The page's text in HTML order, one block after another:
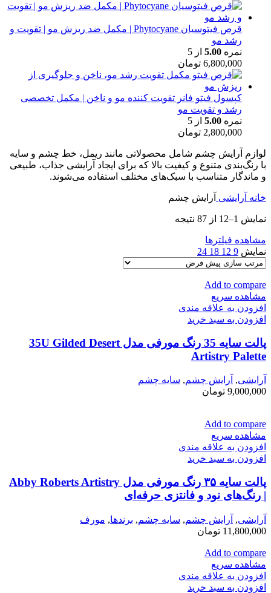
قرص فیتوسیان Phytocyane | مکمل ضد ریزش مو | تقویت و
رشد مو
نمره 5.00 از 5
6,800,000 تومان
کپسول فیتو فانر تقویت کننده مو و ناخن | مکمل تخصصی
رشد و تقویت مو
نمره 5.00 از 5
2,800,000 تومان
لوازم آرایش چشم شامل محصولاتی مانند ریمل، خط چشم و سایه
با رنگ‌بندی متنوع و کیفیت بالا که برای ایجاد آرایشی جذاب، طبیعی
و ماندگار متناسب با سبک‌های مختلف استفاده می‌شوند.
خانه آرایشی آرايش چشم
نمایش 1–12 از 87 نتیجه
مشاهده فیلترها
نمایش 9
12
18
24
Add to compare
مشاهده سریع
افزودن به علاقه مندی
افزودن به سبد خرید
پالت سایه 35 رنگ مورفی مدل 35U Gilded Desert
Artistry Palette
آرایشی, آرايش چشم, سايه چشم
9,000,000 تومان
Add to compare
مشاهده سریع
افزودن به علاقه مندی
افزودن به سبد خرید
پالت سایه ۳۵ رنگ مورفی مدل Abby Roberts Artistry
| رنگ‌های نود و فانتزی حرفه‌ای
آرایشی, آرايش چشم, سايه چشم, برندها, مورف
11,800,000 تومان
Add to compare
مشاهده سریع
افزودن به علاقه مندی
افزودن به سبد خرید